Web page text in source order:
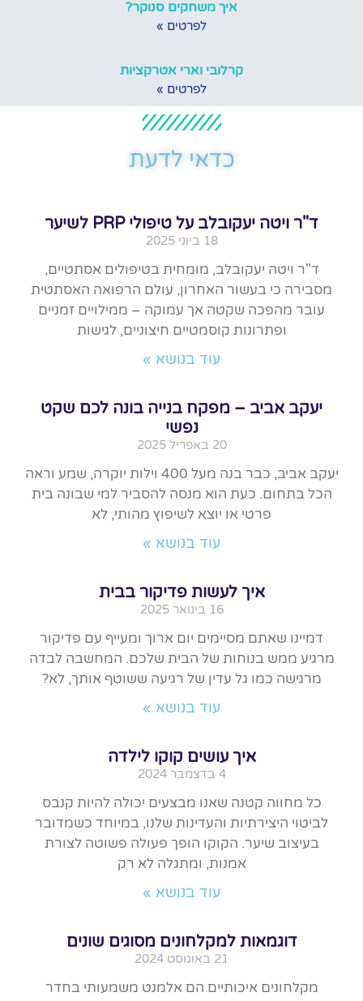
איך משחקים סנוקר?
לפרטים »
קרלובי וארי אטרקציות
לפרטים »
ד"ר ויטה יעקובלב על טיפולי PRP לשיער
18 ביוני 2025
ד"ר ויטה יעקובלב, מומחית בטיפולים אסתטיים,
מסבירה כי בעשור האחרון, עולם הרפואה האסתטית
עובר מהפכה שקטה אך עמוקה – ממילויים זמניים
ופתרונות קוסמטיים חיצוניים, לגישות
עוד בנושא »
יעקב אביב – מפקח בנייה בונה לכם שקט
נפשי
20 באפריל 2025
יעקב אביב, כבר בנה מעל 400 וילות יוקרה, שמע וראה
הכל בתחום. כעת הוא מנסה להסביר למי שבונה בית
פרטי או יוצא לשיפוץ מהותי, לא
עוד בנושא »
איך לעשות פדיקור בבית
16 בינואר 2025
דמיינו שאתם מסיימים יום ארוך ומעייף עם פדיקור
מרגיע ממש בנוחות של הבית שלכם. המחשבה לבדה
מרגישה כמו גל עדין של רגיעה ששוטף אותך, לא?
עוד בנושא »
איך עושים קוקו לילדה
4 בדצמבר 2024
כל מחווה קטנה שאנו מבצעים יכולה להיות קנבס
לביטוי היצירתיות והעדינות שלנו, במיוחד כשמדובר
בעיצוב שיער. הקוקו הופך פעולה פשוטה לצורת
אמנות, ומתגלה לא רק
עוד בנושא »
דוגמאות למקלחונים מסוגים שונים
21 באוגוסט 2024
מקלחונים איכותיים הם אלמנט משמעותי בחדר
כדאי לדעת